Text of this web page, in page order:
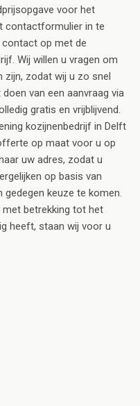
voor het
contactformulier in te
contact op met de
Wij willen u vragen om
zijn, zodat wij u zo snel
van een aanvraag via
gratis en vrijblijvend.
kozijnenbedrijf in Delft
op maat voor u op
uw adres, zodat u
op basis van
keuze te komen.
betrekking tot het
heeft, staan wij voor u